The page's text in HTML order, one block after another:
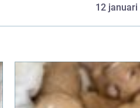
12 januari